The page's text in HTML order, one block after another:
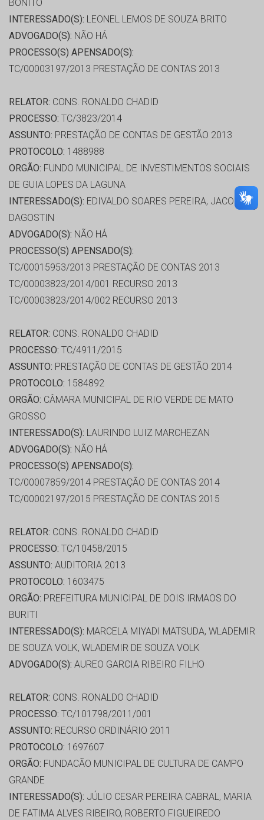
BONITO
INTERESSADO(S): LEONEL LEMOS DE SOUZA BRITO
ADVOGADO(S): NÃO HÁ
PROCESSO(S) APENSADO(S):
TC/00003197/2013 PRESTAÇÃO DE CONTAS 2013
RELATOR: CONS. RONALDO CHADID
PROCESSO: TC/3823/2014
ASSUNTO: PRESTAÇÃO DE CONTAS DE GESTÃO 2013
PROTOCOLO: 1488988
ORGÃO: FUNDO MUNICIPAL DE INVESTIMENTOS SOCIAIS
DE GUIA LOPES DA LAGUNA
INTERESSADO(S): EDIVALDO SOARES PEREIRA, JACOMO
DAGOSTIN
ADVOGADO(S): NÃO HÁ
PROCESSO(S) APENSADO(S):
TC/00015953/2013 PRESTAÇÃO DE CONTAS 2013
TC/00003823/2014/001 RECURSO 2013
TC/00003823/2014/002 RECURSO 2013
RELATOR: CONS. RONALDO CHADID
PROCESSO: TC/4911/2015
ASSUNTO: PRESTAÇÃO DE CONTAS DE GESTÃO 2014
PROTOCOLO: 1584892
ORGÃO: CÂMARA MUNICIPAL DE RIO VERDE DE MATO
GROSSO
INTERESSADO(S): LAURINDO LUIZ MARCHEZAN
ADVOGADO(S): NÃO HÁ
PROCESSO(S) APENSADO(S):
TC/00007859/2014 PRESTAÇÃO DE CONTAS 2014
TC/00002197/2015 PRESTAÇÃO DE CONTAS 2015
RELATOR: CONS. RONALDO CHADID
PROCESSO: TC/10458/2015
ASSUNTO: AUDITORIA 2013
PROTOCOLO: 1603475
ORGÃO: PREFEITURA MUNICIPAL DE DOIS IRMAOS DO
BURITI
INTERESSADO(S): MARCELA MIYADI MATSUDA, WLADEMIR
DE SOUZA VOLK, WLADEMIR DE SOUZA VOLK
ADVOGADO(S): AUREO GARCIA RIBEIRO FILHO
RELATOR: CONS. RONALDO CHADID
PROCESSO: TC/101798/2011/001
ASSUNTO: RECURSO ORDINÁRIO 2011
PROTOCOLO: 1697607
ORGÃO: FUNDACÃO MUNICIPAL DE CULTURA DE CAMPO
GRANDE
INTERESSADO(S): JÚLIO CESAR PEREIRA CABRAL, MARIA
DE FATIMA ALVES RIBEIRO, ROBERTO FIGUEIREDO